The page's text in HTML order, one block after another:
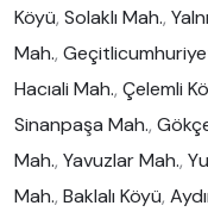
Köyü, Solaklı Mah.,
Mah.,
Hacıali Mah., Çelemli
Sinanpaşa Mah.,
Mah., Yavuzlar Mah.,
Mah., Baklalı Köyü,